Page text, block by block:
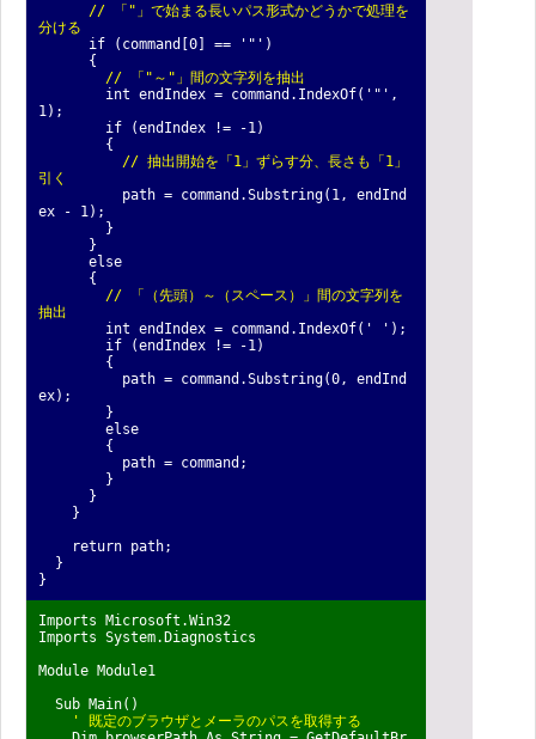
// 「"」で始まる長いパス形式かどうかで処理を
分ける
if (command[0] == '"')
{
// 「"～"」間の文字列を抽出
int endIndex = command.IndexOf('"',
1);
if (endIndex != -1)
{
// 抽出開始を「1」ずらす分、長さも「1」
引く
path = command.Substring(1, endInd
ex - 1);
}
}
else
{
// 「（先頭）～（スペース）」間の文字列を
抽出
int endIndex = command.IndexOf(' ');
if (endIndex != -1)
{
path = command.Substring(0, endInd
ex);
}
else
{
path = command;
}
}
}
return path;
}
}
Imports Microsoft.Win32
Imports System.Diagnostics
Module Module1
Sub Main()
' 既定のブラウザとメーラのパスを取得する